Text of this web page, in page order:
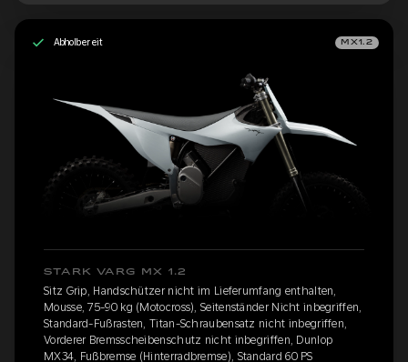
Abholbereit MX1.2
STARK VARG MX 1.2
Sitz Grip, Handschützer nicht im Lieferumfang enthalten,
Mousse, 75-90 kg (Motocross), Seitenständer Nicht inbegriffen,
Standard-Fußrasten, Titan-Schraubensatz nicht inbegriffen,
Vorderer Bremsscheibenschutz nicht inbegriffen, Dunlop
MX34, Fußbremse (Hinterradbremse), Standard 60 PS